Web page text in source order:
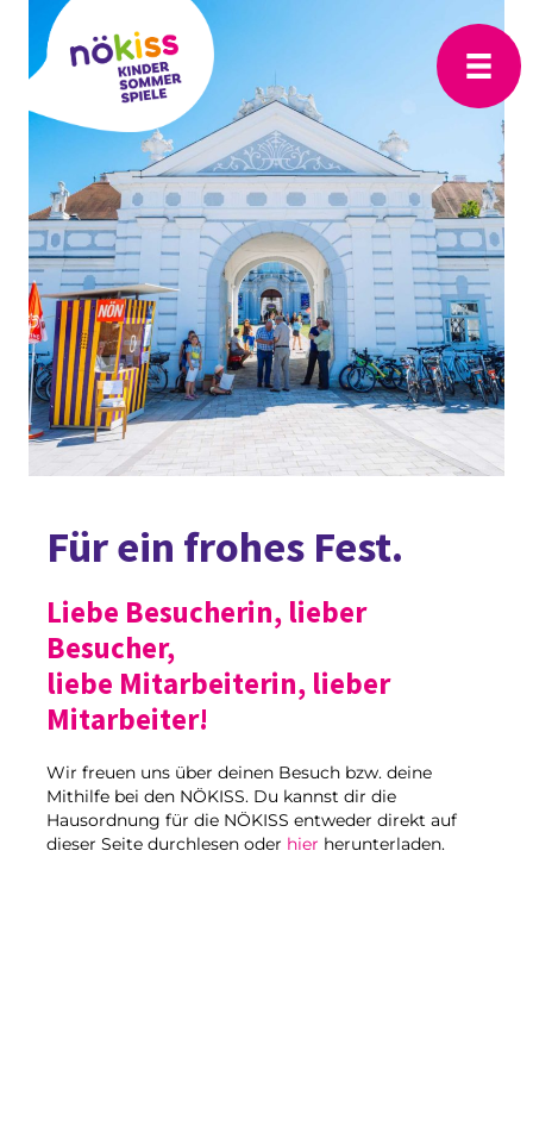
Für ein frohes Fest.
Liebe Besucherin, lieber
Besucher,
liebe Mitarbeiterin, lieber
Mitarbeiter!
Wir freuen uns über deinen Besuch bzw. deine
Mithilfe bei den NÖKISS. Du kannst dir die
Hausordnung für die NÖKISS entweder direkt auf
dieser Seite durchlesen oder hier herunterladen.